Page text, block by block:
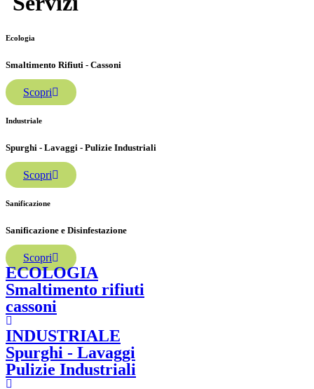
Ecologia
Smaltimento Rifiuti - Cassoni
Scopri
Industriale
Spurghi - Lavaggi - Pulizie Industriali
Scopri
Sanificazione
Sanificazione e Disinfestazione
Scopri
ECOLOGIA
Smaltimento rifiuti
cassoni
INDUSTRIALE
Spurghi - Lavaggi
Pulizie Industriali